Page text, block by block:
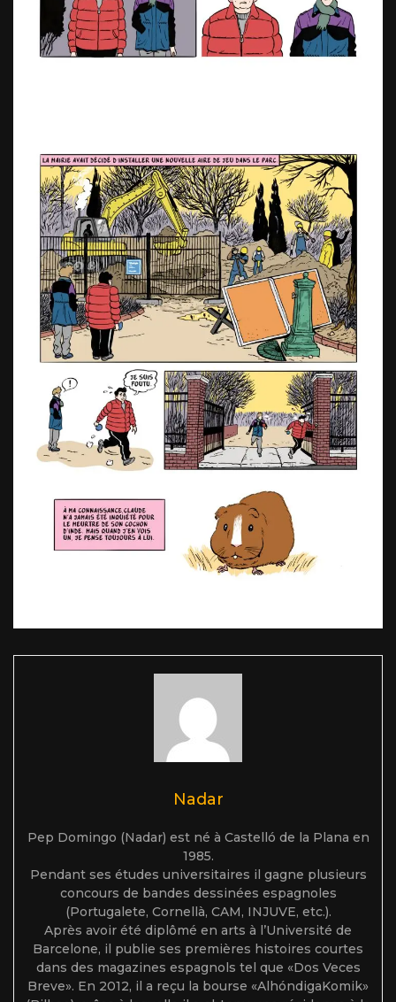
Nadar
Pep Domingo (Nadar) est né à Castelló de la Plana en
1985.
Pendant ses études universitaires il gagne plusieurs
concours de bandes dessinées espagnoles
(Portugalete, Cornellà, CAM, INJUVE, etc.).
Après avoir été diplômé en arts à l’Université de
Barcelone, il publie ses premières histoires courtes
dans des magazines espagnols tel que «Dos Veces
Breve». En 2012, il a reçu la bourse «AlhóndigaKomik»